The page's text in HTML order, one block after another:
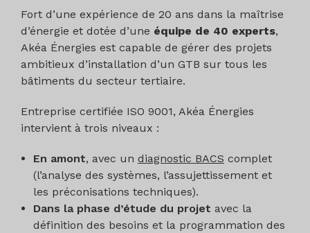
Fort d’une expérience de 20 ans dans la maîtrise
d’énergie et dotée d’une équipe de 40 experts,
Akéa Énergies est capable de gérer des projets
ambitieux d’installation d’un GTB sur tous les
bâtiments du secteur tertiaire.
Entreprise certifiée ISO 9001, Akéa Énergies
intervient à trois niveaux :
En amont, avec un diagnostic BACS complet
(l’analyse des systèmes, l’assujettissement et
les préconisations techniques).
Dans la phase d’étude du projet avec la
définition des besoins et la programmation des